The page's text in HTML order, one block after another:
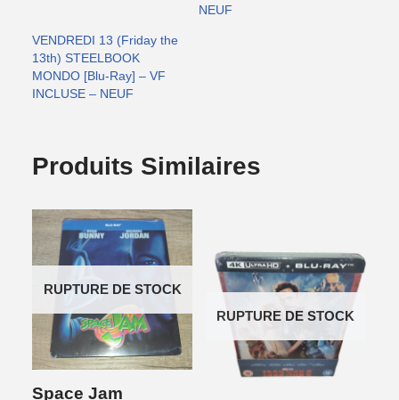
NEUF
VENDREDI 13 (Friday the
13th) STEELBOOK
MONDO [Blu-Ray] – VF
INCLUSE – NEUF
Produits Similaires
RUPTURE DE STOCK
Space Jam
RUPTURE DE STOCK